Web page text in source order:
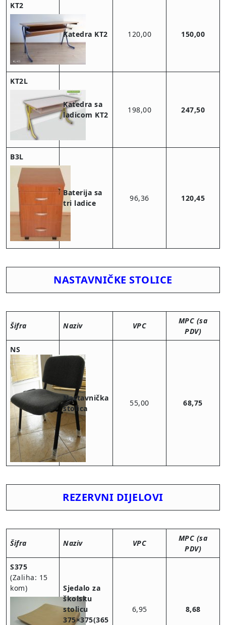
KT2
Katedra KT2 120,00 150,00
KT2L
Katedra sa
ladicom KT2
198,00 247,50
B3L
Baterija sa
tri ladice
96,36 120,45
NASTAVNIČKE STOLICE
Šifra Naziv VPC
MPC (sa
PDV)
NS
Nastavnička
stolica
55,00 68,75
REZERVNI DIJELOVI
Šifra Naziv VPC
MPC (sa
PDV)
S375
(Zaliha: 15
kom)
Sjedalo za
školsku
stolicu
375×375(365
6,95 8,68